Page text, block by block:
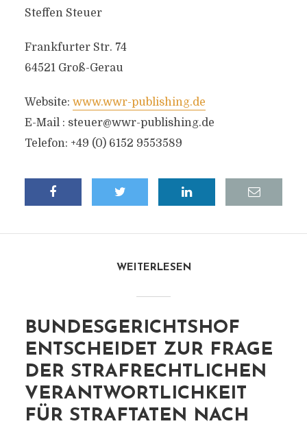
Steffen Steuer
Frankfurter Str. 74
64521 Groß-Gerau
Website: www.wwr-publishing.de
E-Mail : steuer@wwr-publishing.de
Telefon: +49 (0) 6152 9553589
WEITERLESEN
BUNDESGERICHTSHOF
ENTSCHEIDET ZUR FRAGE
DER STRAFRECHTLICHEN
VERANTWORTLICHKEIT
FÜR STRAFTATEN NACH